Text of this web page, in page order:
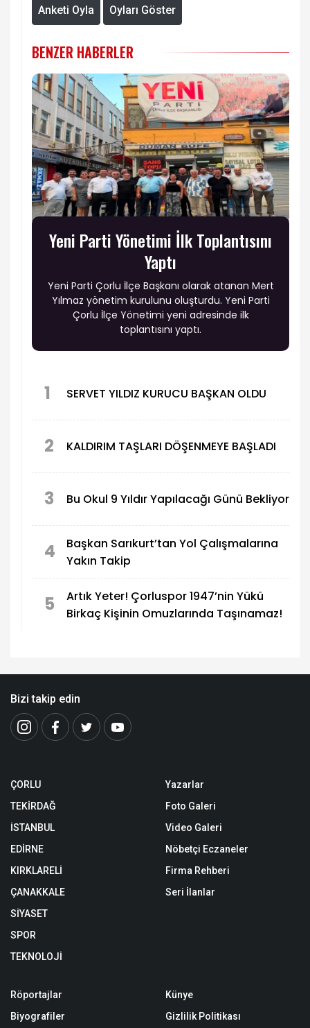
Anketi Oyla Oyları Göster
BENZER HABERLER
Yeni Parti Yönetimi İlk Toplantısını
Yaptı
Yeni Parti Çorlu İlçe Başkanı olarak atanan Mert
Yılmaz yönetim kurulunu oluşturdu. Yeni Parti
Çorlu İlçe Yönetimi yeni adresinde ilk
toplantısını yaptı.
1 SERVET YILDIZ KURUCU BAŞKAN OLDU
2 KALDIRIM TAŞLARI DÖŞENMEYE BAŞLADI
3 Bu Okul 9 Yıldır Yapılacağı Günü Bekliyor
4
Başkan Sarıkurt’tan Yol Çalışmalarına
Yakın Takip
5
Artık Yeter! Çorluspor 1947’nin Yükü
Birkaç Kişinin Omuzlarında Taşınamaz!
Bizi takip edin
ÇORLU
TEKİRDAĞ
İSTANBUL
EDİRNE
KIRKLARELİ
ÇANAKKALE
SİYASET
SPOR
TEKNOLOJİ
Yazarlar
Foto Galeri
Video Galeri
Nöbetçi Eczaneler
Firma Rehberi
Seri İlanlar
Röportajlar
Biyografiler
Künye
Gizlilik Politikası